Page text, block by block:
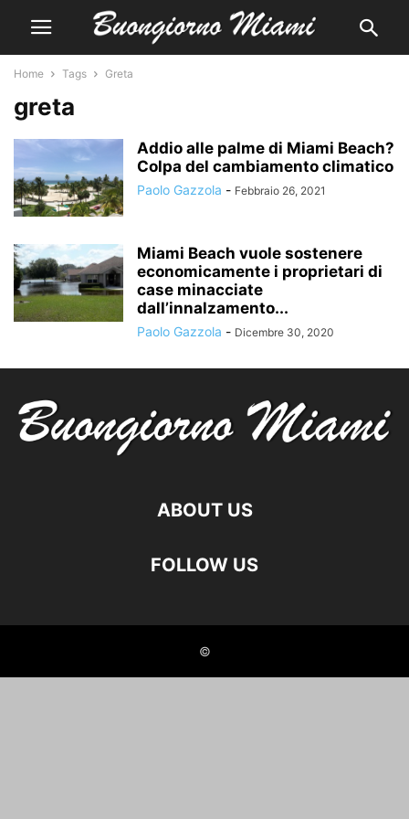
Home Tags Greta
greta
Addio alle palme di Miami Beach?
Colpa del cambiamento climatico
Paolo Gazzola - Febbraio 26, 2021
Miami Beach vuole sostenere
economicamente i proprietari di
case minacciate
dall’innalzamento...
Paolo Gazzola - Dicembre 30, 2020
ABOUT US
FOLLOW US
©